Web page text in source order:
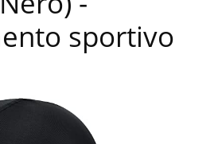
sportivo